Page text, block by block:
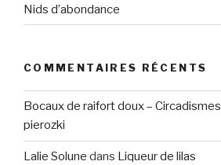
Nids d’abondance
COMMENTAIRES RÉCENTS
Bocaux de raifort doux – Circadismes
pierozki
Lalie Solune dans Liqueur de lilas